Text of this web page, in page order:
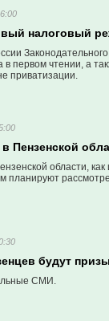
налоговый
в первом чтении, а
приватизации.
Пензенской
области,
планируют
будут
СМИ.